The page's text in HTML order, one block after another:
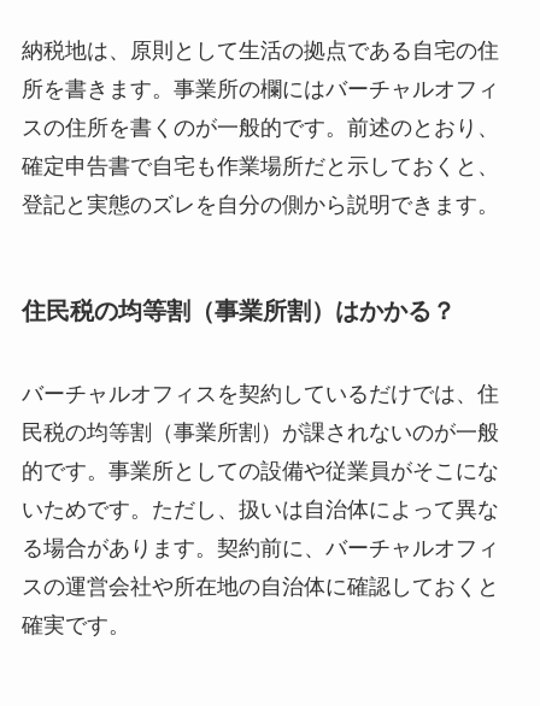
納税地は、原則として生活の拠点である自宅の住
所を書きます。事業所の欄にはバーチャルオフィ
スの住所を書くのが一般的です。前述のとおり、
確定申告書で自宅も作業場所だと示しておくと、
登記と実態のズレを自分の側から説明できます。
住民税の均等割（事業所割）はかかる？
バーチャルオフィスを契約しているだけでは、住
民税の均等割（事業所割）が課されないのが一般
的です。事業所としての設備や従業員がそこにな
いためです。ただし、扱いは自治体によって異な
る場合があります。契約前に、バーチャルオフィ
スの運営会社や所在地の自治体に確認しておくと
確実です。